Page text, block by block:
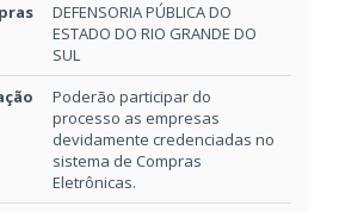
DEFENSORIA PÚBLICA DO
ESTADO DO RIO GRANDE DO
SUL
Poderão participar do
processo as empresas
devidamente credenciadas no
sistema de Compras
Eletrônicas.